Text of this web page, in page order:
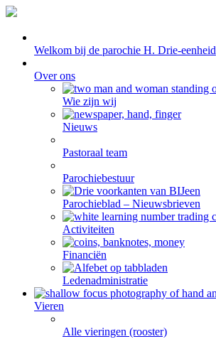
Welkom bij de parochie H. Drie-eenheid
Over ons
Wie zijn wij
Nieuws
Pastoraal team
Parochiebestuur
Parochieblad – Nieuwsbrieven
Activiteiten
Financiën
Ledenadministratie
Vieren
Alle vieringen (rooster)